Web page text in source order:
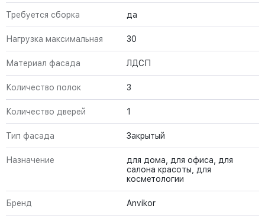
Требуется сборка да
Нагрузка максимальная 30
Материал фасада ЛДСП
Количество полок 3
Количество дверей 1
Тип фасада Закрытый
Назначение
для дома, для офиса, для
салона красоты, для
косметологии
Бренд Anvikor